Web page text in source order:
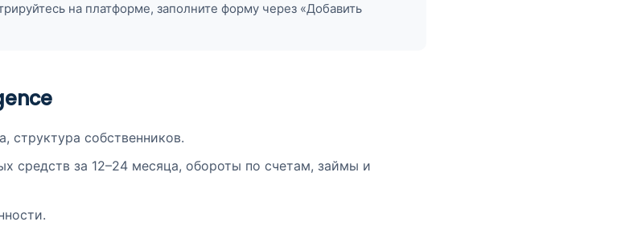
на платформе, заполните форму через «Добавить
структура собственников.
средств за 12–24 месяца, обороты по счетам, займы и